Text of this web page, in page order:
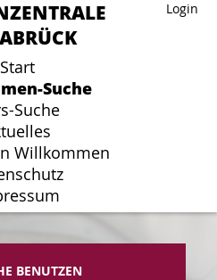
Login
Start
Suche
Suche
Willkommen
Login
Start
Suche
Suche
Willkommen
BENUTZEN